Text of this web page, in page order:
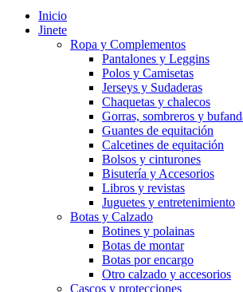
Inicio
Jinete
Ropa y Complementos
Pantalones y Leggins
Polos y Camisetas
Jerseys y Sudaderas
Chaquetas y chalecos
Gorras, sombreros y
Guantes de equitación
Calcetines de equitación
Bolsos y cinturones
Bisutería y Accesorios
Libros y revistas
Juguetes y entretenimiento
Botas y Calzado
Botines y polainas
Botas de montar
Botas por encargo
Otro calzado y accesorios
Cascos y protecciones